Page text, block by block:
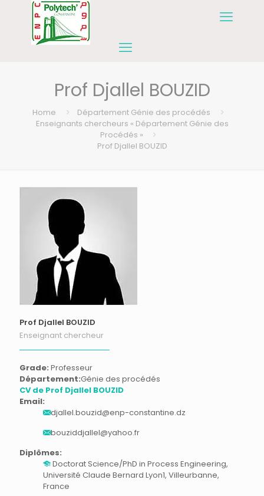
Prof Djallel BOUZID
Home
Département Génie des procédés
Enseignants chercheurs « Département Génie des
Procédés »
Prof Djallel BOUZID
Prof Djallel BOUZID
Enseignant chercheur
Grade: Professeur
Département:Génie des procédés
CV de Prof Djallel BOUZID
Email:
djallel.bouzid@enp-constantine.dz
bouziddjallel@yahoo.fr
Diplômes:
Doctorat Science/PhD in Process Engineering,
Université Claude Bernard Lyon1, Villeurbanne,
France